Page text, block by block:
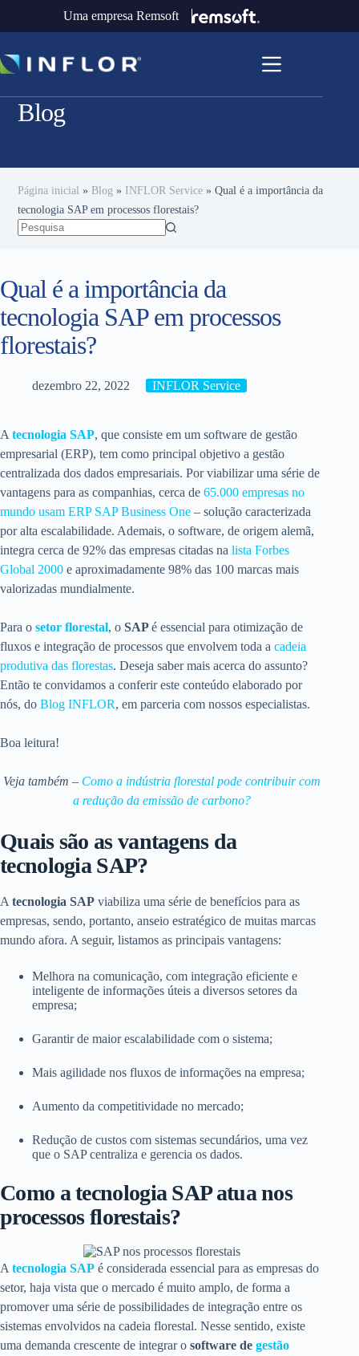
Uma empresa Remsoft
Blog
Página inicial » Blog » INFLOR Service »Qual é a importância da
tecnologia SAP em processos florestais?
Qual é a importância da
tecnologia SAP em processos
florestais?
dezembro 22, 2022 INFLOR Service
A tecnologia SAP, que consiste em um software de gestão
empresarial (ERP), tem como principal objetivo a gestão
centralizada dos dados empresariais. Por viabilizar uma série de
vantagens para as companhias, cerca de 65.000 empresas no
mundo usam ERP SAP Business One – solução caracterizada
por alta escalabilidade. Ademais, o software, de origem alemã,
integra cerca de 92% das empresas citadas na lista Forbes
Global 2000 e aproximadamente 98% das 100 marcas mais
valorizadas mundialmente.
Para o setor florestal, o SAPé essencial para otimização de
fluxos e integração de processos que envolvem toda a cadeia
produtiva das florestas. Deseja saber mais acerca do assunto?
Então te convidamos a conferir este conteúdo elaborado por
nós, do Blog INFLOR, em parceria com nossos especialistas.
Boa leitura!
Veja também – Como a indústria florestal pode contribuir com
a redução da emissão de carbono?
Quais são as vantagens da
tecnologia SAP?
A tecnologia SAP viabiliza uma série de benefícios para as
empresas, sendo, portanto, anseio estratégico de muitas marcas
mundo afora. A seguir, listamos as principais vantagens:
Melhora na comunicação, com integração eficiente e
inteligente de informações úteis a diversos setores da
empresa;
Garantir de maior escalabilidade com o sistema;
Mais agilidade nos fluxos de informações na empresa;
Aumento da competitividade no mercado;
Redução de custos com sistemas secundários, uma vez
que o SAP centraliza e gerencia os dados.
Como a tecnologia SAP atua nos
processos florestais?
A tecnologia SAP é considerada essencial para as empresas do
setor, haja vista que o mercado é muito amplo, de forma a
promover uma série de possibilidades de integração entre os
sistemas envolvidos na cadeia florestal. Nesse sentido, existe
uma demanda crescente de integrar o software de gestão